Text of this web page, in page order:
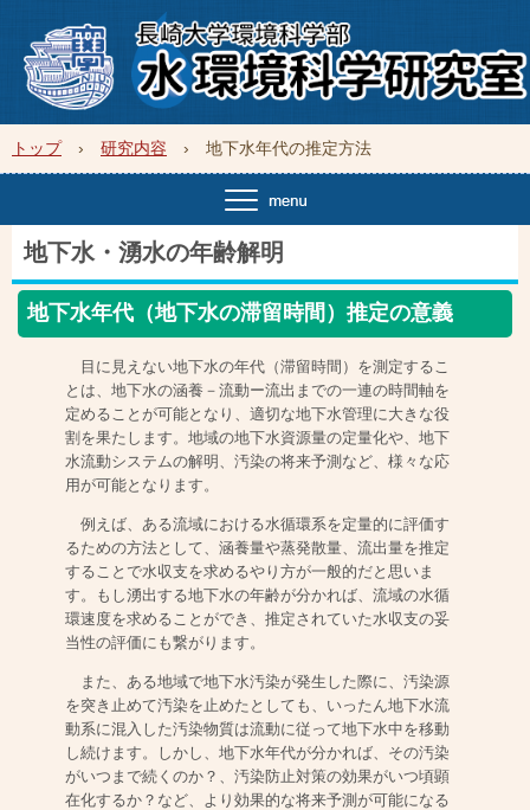
トップ › 研究内容 › 地下水年代の推定方法
地下水・湧水の年齢解明
地下水年代（地下水の滞留時間）推定の意義
目に見えない地下水の年代（滞留時間）を測定するこ
とは、地下水の涵養－流動ー流出までの一連の時間軸を
定めることが可能となり、適切な地下水管理に大きな役
割を果たします。地域の地下水資源量の定量化や、地下
水流動システムの解明、汚染の将来予測など、様々な応
用が可能となります。
例えば、ある流域における水循環系を定量的に評価す
るための方法として、涵養量や蒸発散量、流出量を推定
することで水収支を求めるやり方が一般的だと思いま
す。もし湧出する地下水の年齢が分かれば、流域の水循
環速度を求めることができ、推定されていた水収支の妥
当性の評価にも繋がります。
また、ある地域で地下水汚染が発生した際に、汚染源
を突き止めて汚染を止めたとしても、いったん地下水流
動系に混入した汚染物質は流動に従って地下水中を移動
し続けます。しかし、地下水年代が分かれば、その汚染
がいつまで続くのか？、汚染防止対策の効果がいつ頃顕
在化するか？など、より効果的な将来予測が可能になる